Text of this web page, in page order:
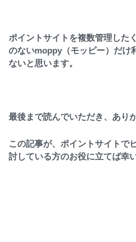
ポイントサイトを複数管理した
のないmoppy（モッピー）だけ
ないと思います。
最後まで読んでいただき、あり
この記事が、ポイントサイトで
討している方のお役に立てば幸